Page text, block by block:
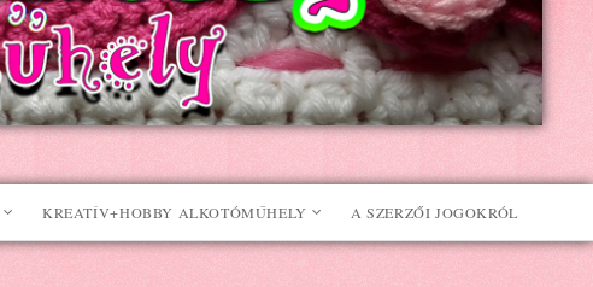
KREATÍV+HOBBY ALKOTÓMŰHELY A SZERZŐI JOGOKRÓL